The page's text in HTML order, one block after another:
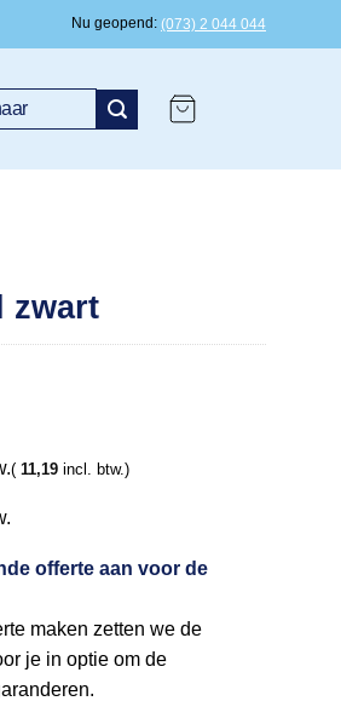
Nu geopend (073) 2 044 044
zwart
( 11,19 incl. btw.)
offerte aan voor de
maken zetten we de
je in optie om de